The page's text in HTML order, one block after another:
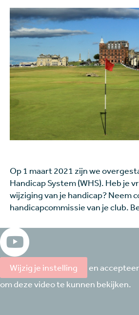
Op 1 maart 2021 zijn we
Handicap System (WHS). Heb je
wijziging van je handicap? Neem
handicapcommissie van je club.
Wijzig je instelling
en
om deze video te kunnen bekijken.